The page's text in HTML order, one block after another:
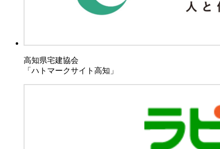
高知県宅建協会
「ハトマークサイト高知」